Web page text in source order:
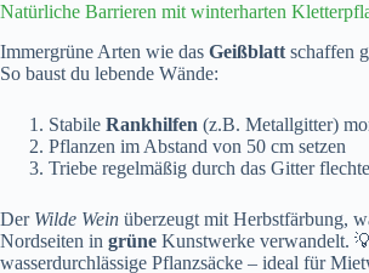
Natürliche Barrieren mit winterharten
Immergrüne Arten wie das Geißblatt schaffen
So baust du lebende Wände:
Stabile Rankhilfen (z.B. Metallgitter)
Pflanzen im Abstand von 50 cm setzen
Triebe regelmäßig durch das Gitter
Der Wilde Wein überzeugt mit Herbstfärbung,
Nordseiten in grüne Kunstwerke verwandelt.
wasserdurchlässige Pflanzsäcke – ideal für